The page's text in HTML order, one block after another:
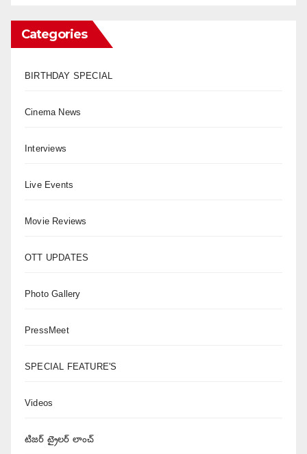
Categories
BIRTHDAY SPECIAL
Cinema News
Interviews
Live Events
Movie Reviews
OTT UPDATES
Photo Gallery
PressMeet
SPECIAL FEATURE'S
Videos
టిజర్ ట్రైలర్ లాంచ్